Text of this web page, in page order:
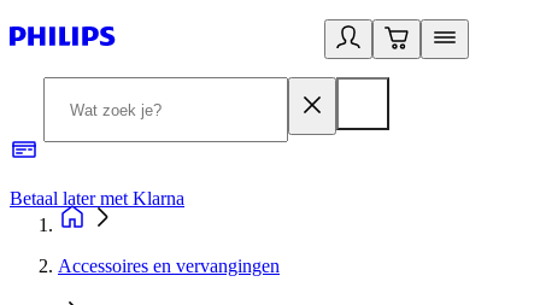
Betaal later met Klarna
Accessoires en vervangingen